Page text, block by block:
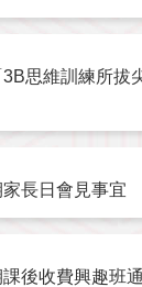
思維訓練所拔
長日會見事宜
後收費興趣班